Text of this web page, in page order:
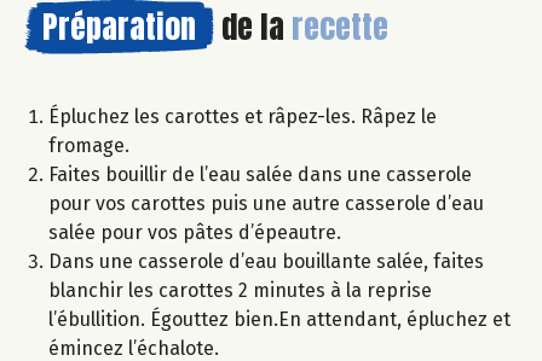
Préparation de la recette
Épluchez les carottes et râpez-les. Râpez le
fromage.
Faites bouillir de l’eau salée dans une casserole
pour vos carottes puis une autre casserole d’eau
salée pour vos pâtes d’épeautre.
Dans une casserole d’eau bouillante salée, faites
blanchir les carottes 2 minutes à la reprise
l’ébullition. Égouttez bien.En attendant, épluchez et
émincez l’échalote.